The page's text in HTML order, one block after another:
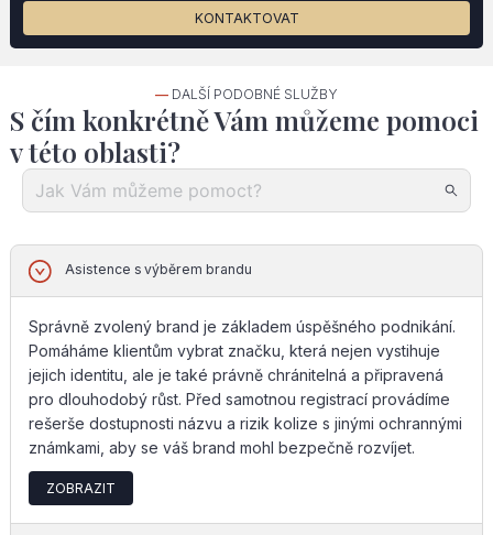
KONTAKTOVAT
— DALŠÍ PODOBNÉ SLUŽBY
S čím konkrétně Vám můžeme pomoci
v této oblasti?
Asistence s výběrem brandu
Správně zvolený brand je základem úspěšného podnikání.
Pomáháme klientům vybrat značku, která nejen vystihuje
jejich identitu, ale je také právně chránitelná a připravená
pro dlouhodobý růst. Před samotnou registrací provádíme
rešerše dostupnosti názvu a rizik kolize s jinými ochrannými
známkami, aby se váš brand mohl bezpečně rozvíjet.
ZOBRAZIT